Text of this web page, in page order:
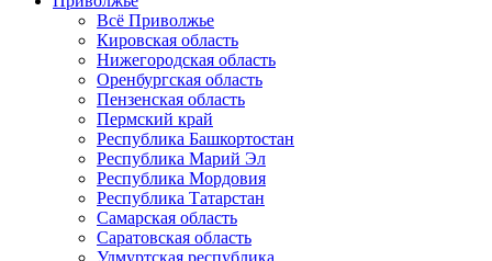
Всё Приволжье
Кировская область
Нижегородская область
Оренбургская область
Пензенская область
Пермский край
Республика Башкортостан
Республика Марий Эл
Республика Мордовия
Республика Татарстан
Самарская область
Саратовская область
Удмуртская республика